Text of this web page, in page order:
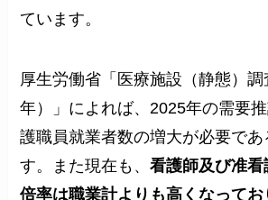
ています。
厚生労働省「医療施設（静態）
年）」によれば、2025年の需要
護職員就業者数の増大が必要であ
す。また現在も、看護師及び准
倍率は職業計よりも高くなって